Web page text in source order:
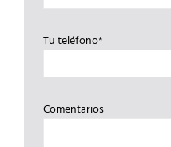
Tu teléfono*
Comentarios